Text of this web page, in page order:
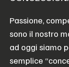
Passione,
sono il nostro
ad oggi siamo
semplice